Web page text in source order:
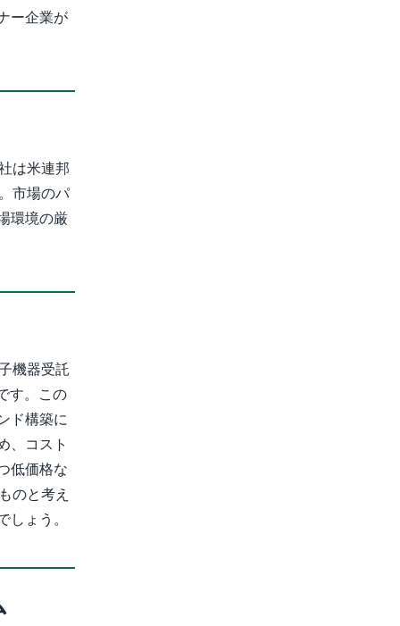
ー企業が
は米連邦
市場のパ
環境の厳
機器受託
す。この
ド構築に
、コスト
低価格な
のと考え
ょう。